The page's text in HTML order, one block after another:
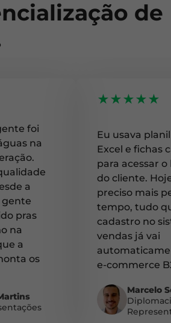
de
foi
na
a
gente
pras
na
a
os
★★★★★
Eu usava
Excel e fichas
para acessar
do cliente.
preciso mais
tempo, tudo
cadastro no
vendas já vai
e-commerce
Marcelo